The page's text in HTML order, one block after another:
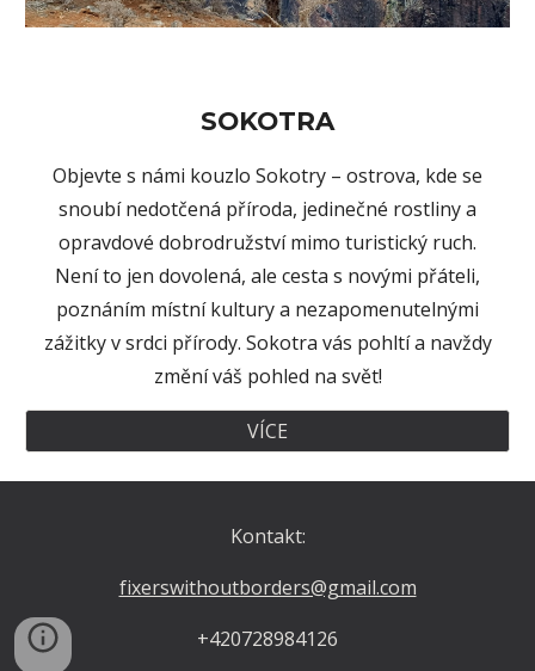
SOKOTRA
Objevte s námi kouzlo Sokotry – ostrova, kde se
snoubí nedotčená příroda, jedinečné rostliny a
opravdové dobrodružství mimo turistický ruch.
Není to jen dovolená, ale cesta s novými přáteli,
poznáním místní kultury a nezapomenutelnými
zážitky v srdci přírody. Sokotra vás pohltí a navždy
změní váš pohled na svět!
VÍCE
Kontakt:
fixerswithoutborders@gmail.com
+420728984126